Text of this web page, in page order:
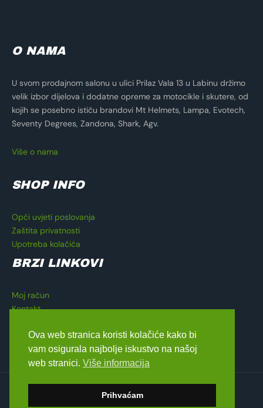
O NAMA
U svom prodajnom salonu u ulici Prilaz Vala 13 u Labinu držimo
velik izbor dijelova i dodatne opreme za motocikle i skutere, od
kojih se posebno ističu brandovi Mt Helmets, Lampa, Evotech,
Seventy Degrees, Zandona, Shark, Agv.
Više o nama
SHOP INFO
Opći uvjeti poslovanja
Zaštita privatnosti
Upotreba kolačića
BRZI LINKOVI
Moj račun
Kontakt
Blagajna
Copyright © 2026 Lavado Moto Shop
Ova web stranica koristi kolačiće kako bi
vam osigurala najbolje iskustvo na našoj
web stranici. Više informacija
Prihvaćam